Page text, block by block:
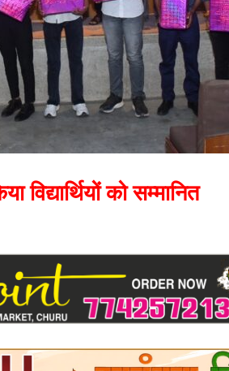
विद्यार्थियों को सम्मानित